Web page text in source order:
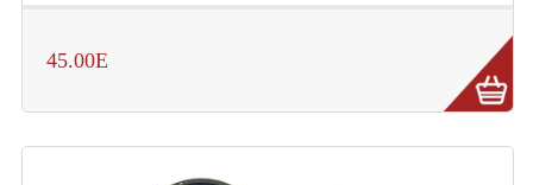
Lyres
45.00E